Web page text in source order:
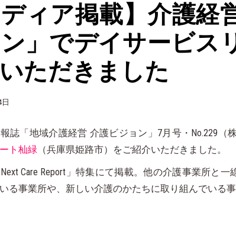
ディア掲載】介護経
」でデイサービス
ただきました
誌「地域介護経営 介護ビジョン」7月号・No.229（
ト杣緑 （兵庫県姫路市）をご紹介いただきました。
Care Report」特集にて掲載。他の介護事業所と
る事業所や、新しい介護のかたちに取り組んでいる